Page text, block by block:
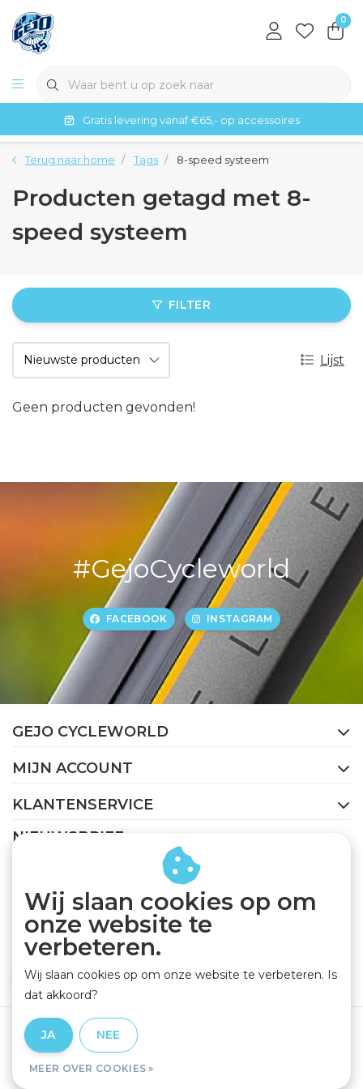
0
Gratis levering vanaf €65,- op accessoires
Terug naar home Tags 8-speed systeem
Producten getagd met 8-
speed systeem
FILTER
Lijst
Geen producten gevonden!
#GejoCycleworld
FACEBOOK INSTAGRAM
GEJO CYCLEWORLD
MIJN ACCOUNT
KLANTENSERVICE
NIEUWSBRIEF
Abonneer je op onze nieuwsbrief om op de hoogte te
ABONNEER
Algemene voorwaarden
Wij slaan cookies op om
onze website te
verbeteren.
Wij slaan cookies op om onze website te verbeteren. Is
dat akkoord?
JA NEE
MEER OVER COOKIES »